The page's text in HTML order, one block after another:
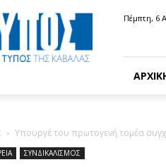
Πέμπτη, 6
Υπουργέ του πρωτογενή τομέα
ΣΥΝΔΙΚΑΛΙΣΜΟΣ